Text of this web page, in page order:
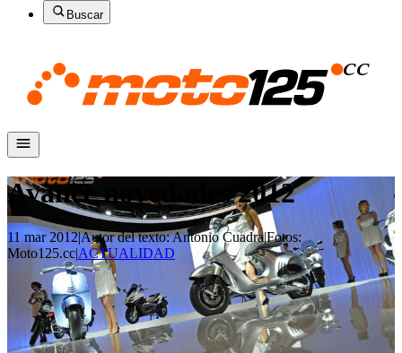
Buscar
Avance novedades 2012
11 mar 2012|Autor del texto:Antonio Cuadra|Fotos:
Moto125.cc|ACTUALIDAD